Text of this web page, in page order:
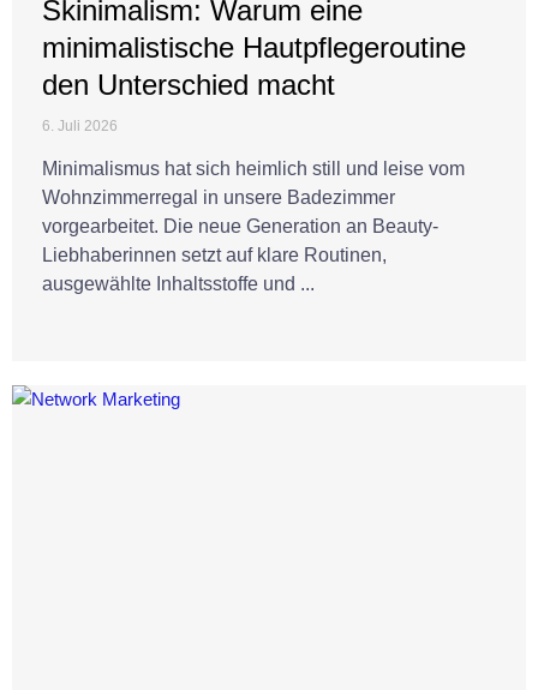
Skinimalism: Warum eine
minimalistische Hautpflegeroutine
den Unterschied macht
6. Juli 2026
Minimalismus hat sich heimlich still und leise vom
Wohnzimmerregal in unsere Badezimmer
vorgearbeitet. Die neue Generation an Beauty-
Liebhaberinnen setzt auf klare Routinen,
ausgewählte Inhaltsstoffe und ...